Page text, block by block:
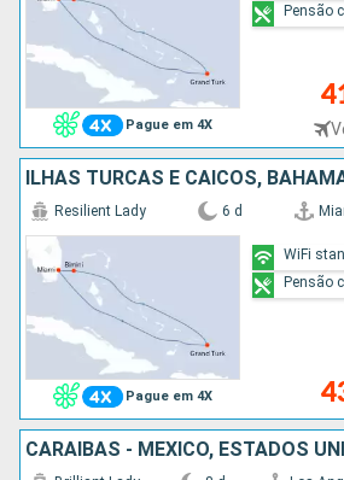
Pague em 4X
Pensão
Pague em 4X
Resilient Lady 6 d
WiFi
Pensão
CARAIBAS - MEXICO, ESTADOS